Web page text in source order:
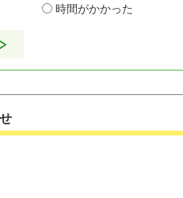
時間がかかった